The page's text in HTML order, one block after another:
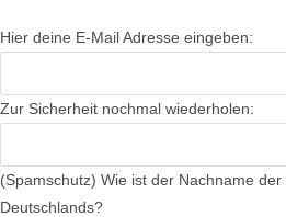
Hier deine E-Mail Adresse eingeben:
Zur Sicherheit nochmal wiederholen:
(Spamschutz) Wie ist der Nachname
Deutschlands?